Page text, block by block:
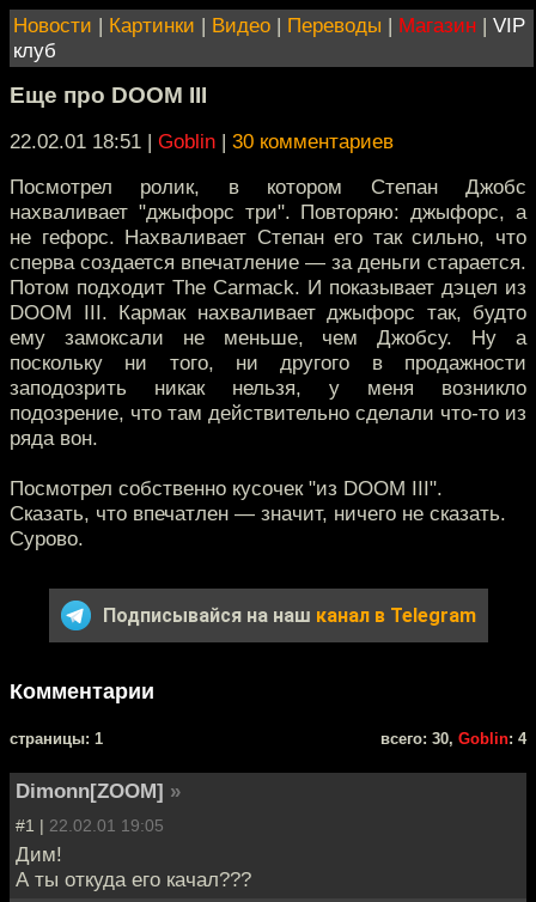
Новости | Картинки | Видео | Переводы | Магазин | VIP
клуб
Еще про DOOM III
22.02.01 18:51 | Goblin | 30 комментариев
Посмотрел ролик, в котором Степан Джобс
нахваливает "джыфорс три". Повторяю: джыфорс, а
не гефорс. Нахваливает Степан его так сильно, что
сперва создается впечатление — за деньги старается.
Потом подходит The Carmack. И показывает дэцел из
DOOM III. Кармак нахваливает джыфорс так, будто
ему замоксали не меньше, чем Джобсу. Ну а
поскольку ни того, ни другого в продажности
заподозрить никак нельзя, у меня возникло
подозрение, что там действительно сделали что-то из
ряда вон.
Посмотрел собственно кусочек "из DOOM III".
Сказать, что впечатлен — значит, ничего не сказать.
Сурово.
Подписывайся на наш канал в Telegram
Комментарии
cтраницы: 1 всего: 30, Goblin: 4
Dimonn[ZOOM] »
#1 | 22.02.01 19:05
Дим!
А ты откуда его качал???